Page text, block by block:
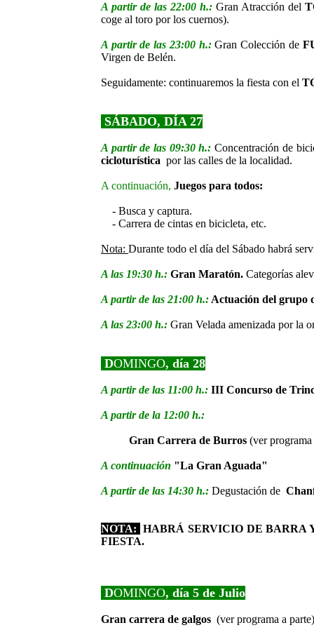
A partir de las 22:00 h.: Gran Atracción del
coge al toro por los cuernos).
A partir de las 23:00 h.:Gran Colección de
Virgen de Belén.
Seguidamente: continuaremos la fiesta con el
SÁBADO, DÍA 27
A partir de las 09:30 h.: Concentración de
cicloturística por las calles de la localidad.
A continuación, Juegos para todos:
- Busca y captura.
- Carrera de cintas en bicicleta, etc.
Nota: Durante todo el día del Sábado habrá
A las 19:30 h.: Gran Maratón. Categorías
A partir de las 21:00 h.: Actuación del grupo
A las 23:00 h.: Gran Velada amenizada por la
DOMINGO, día 28
A partir de las 11:00 h.: III Concurso de
A partir de la 12:00 h.:
Gran Carrera de Burros (ver programa
A continuación "La Gran Aguada"
A partir de las 14:30 h.: Degustación de
NOTA: HABRÁ SERVICIO DE BARRA
FIESTA.
DOMINGO, día 5 de Julio
Gran carrera de galgos (ver programa a parte)